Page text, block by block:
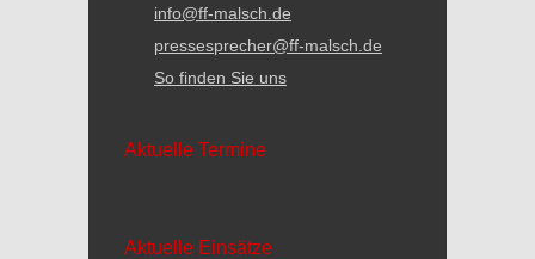
info@ff-malsch.de
pressesprecher@ff-malsch.de
So finden Sie uns
Aktuelle Termine
Aktuelle Einsätze